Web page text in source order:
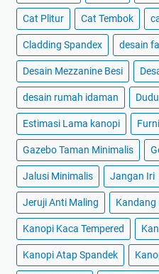
Cat Plitur Cat Tembok
Cladding Spandex desain
Desain Mezzanine Besi
desain rumah idaman
Estimasi Lama kanopi
Gazebo Taman Minimalis
Jalusi Minimalis Jangan Iri
Jeruji Anti Maling Kandang
Kanopi Kaca Tempered
Kanopi Atap Spandek